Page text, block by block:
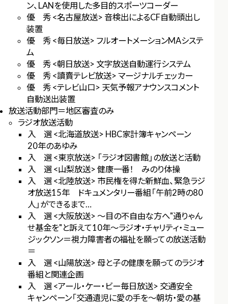
ン、LANを使用した多目的スポーツコーダー
優 秀 <名古屋放送> 音検出によるCF自動頭出し
装置
優 秀 <毎日放送> フルオートメーションMAシステ
ム
優 秀 <朝日放送> 文字放送自動運行システム
優 秀 <讀賣テレビ放送> マージナルチェッカー
優 秀 <テレビ山口> 天気予報アナウンスコメント
自動送出装置
放送活動部門＝地区審査のみ
ラジオ放送活動
入 選 <北海道放送> HBC家計簿キャンペーン
20年のあゆみ
入 選 <東京放送> 「ラジオ図書館」の放送と活動
入 選 <山梨放送> 健康一番！ みのり体操
入 選 <北陸放送> 市民権を得た新鮮血、緊急ラジ
オ放送15年 ドキュメンタリー番組「午前2時の80
人」ができるまで…
入 選 <大阪放送> ～目の不自由な方へ"通りゃん
せ基金を"と訴えて10年～ラジオ・チャリティ・ミュー
ジックソン＝視力障害者の福祉を願っての放送活動
＝
入 選 <山陽放送> 母と子の健康を願ってのラジオ
番組と関連企画
入 選 <アール・ケー・ビー毎日放送> 交通安全
キャンペーン「交通遺児に愛の手を～朝坊・愛の基